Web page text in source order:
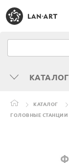
КАТАЛОГ
КАТАЛОГ
ГОЛОВНЫЕ СТАНЦИИ